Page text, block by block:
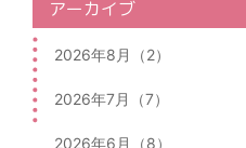
アーカイブ
2026年8月（2）
2026年7月（7）
2026年6月（8）